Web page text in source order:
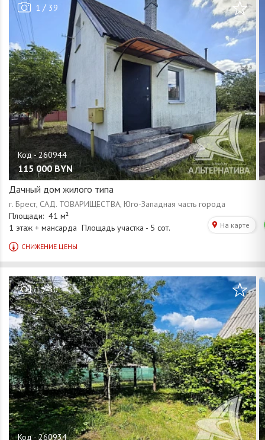
1 / 39
115 000 BYN
Дачный дом жилого типа
1/30